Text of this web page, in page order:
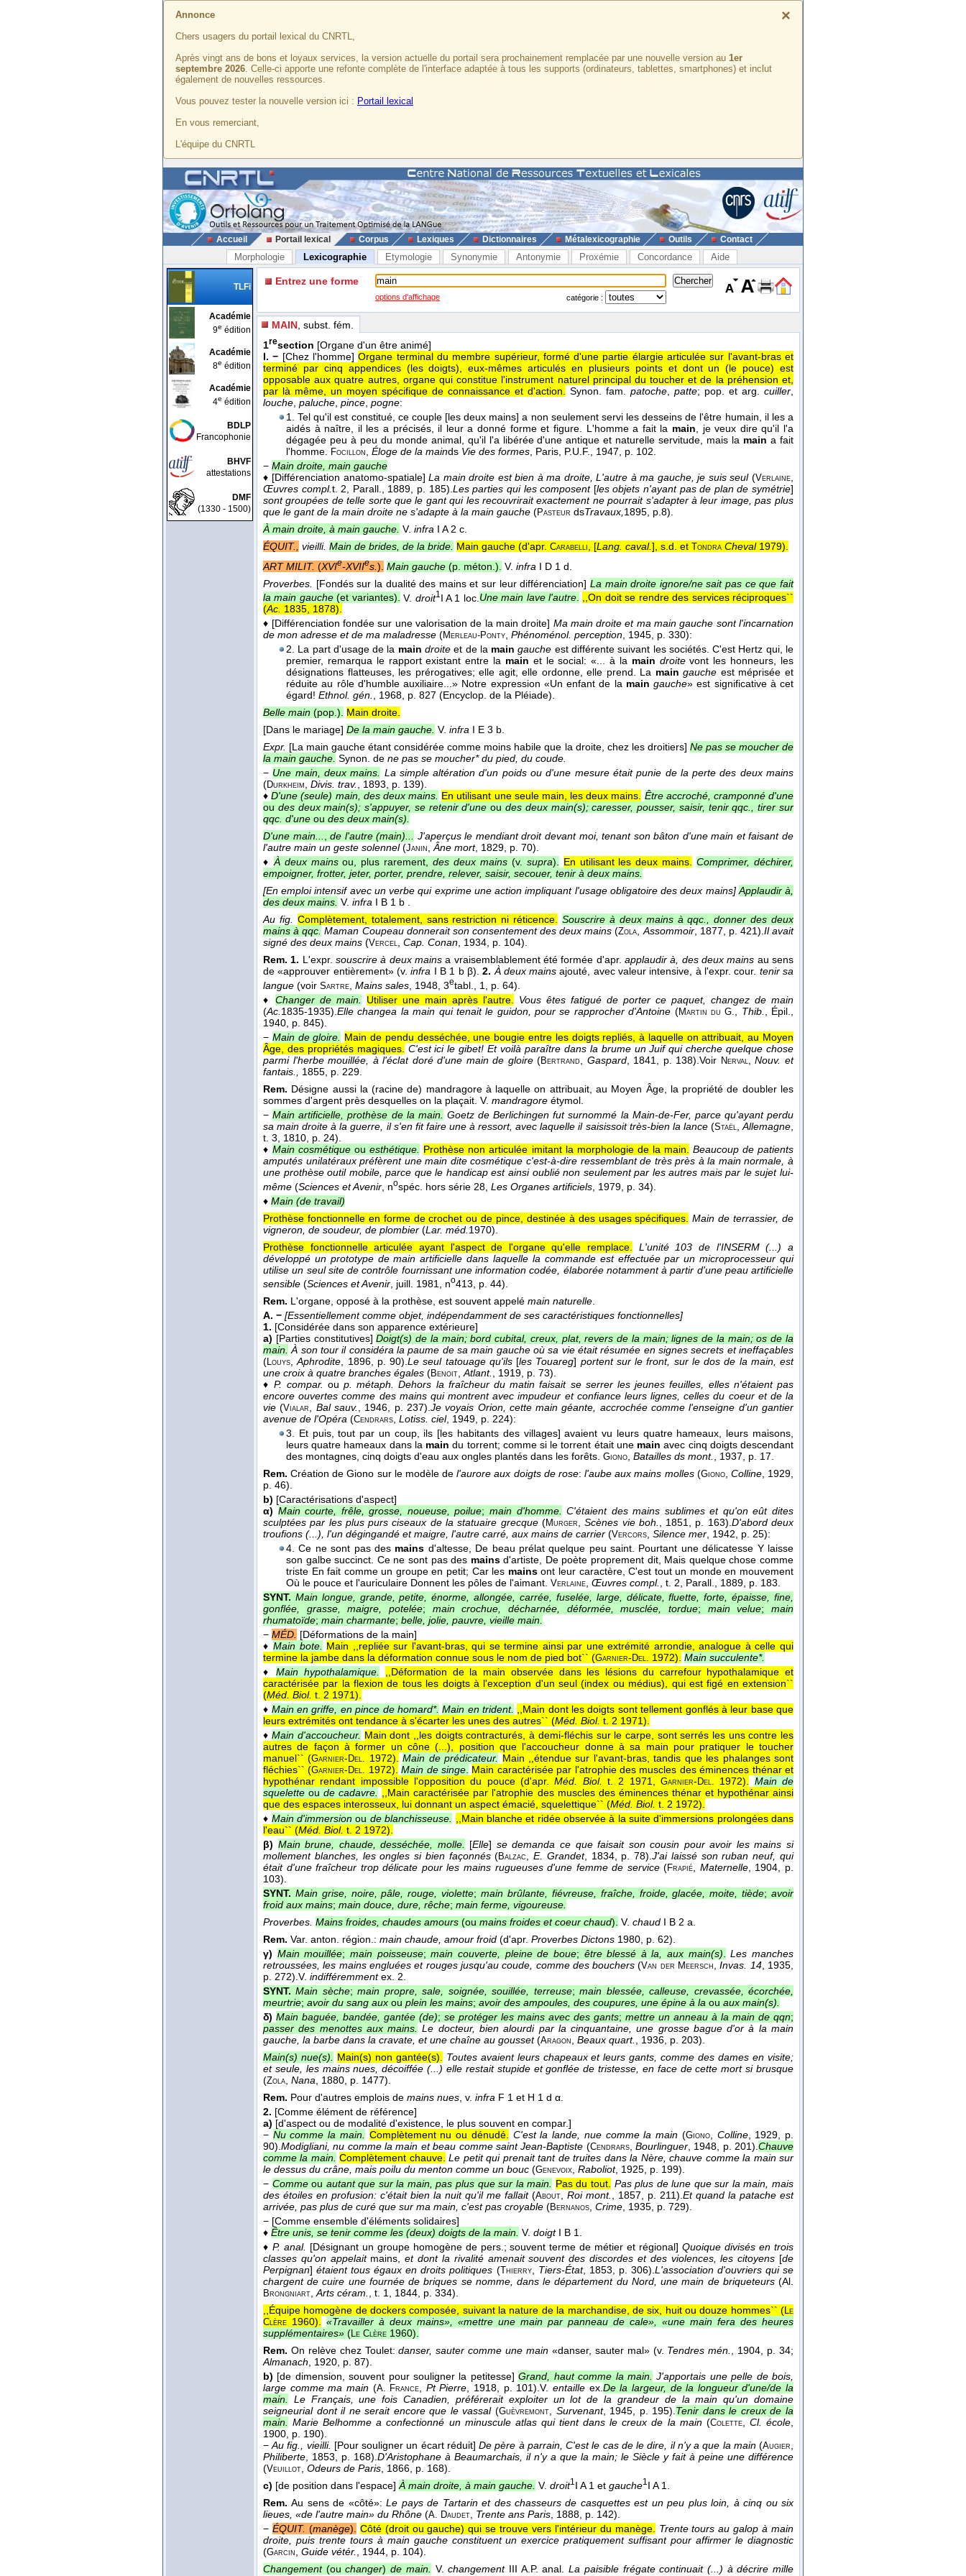
×
Annonce
Chers usagers du portail lexical du CNRTL,
Après vingt ans de bons et loyaux services, la version actuelle du portail sera prochainement remplacée par une nouvelle version au 1er
septembre 2026. Celle-ci apporte une refonte complète de l'interface adaptée à tous les supports (ordinateurs, tablettes, smartphones) et inclut
également de nouvelles ressources.
Vous pouvez tester la nouvelle version ici : Portail lexical
En vous remerciant,
L'équipe du CNRTL
Accueil Portail lexical Corpus Lexiques Dictionnaires Métalexicographie Outils Contact
Morphologie Lexicographie Etymologie Synonymie Antonymie Proxémie Concordance Aide
TLFi
Académie
9e édition
Académie
8e édition
Académie
4e édition
BDLP
Francophonie
BHVF
attestations
DMF
(1330 - 1500)
Entrez une forme
options d'affichage catégorie :
MAIN , subst. fém.
1resection [Organe d'un être animé]
I. − [Chez l'homme] Organe terminal du membre supérieur, formé d'une partie élargie articulée sur l'avant-bras et
terminé par cinq appendices (les doigts), eux-mêmes articulés en plusieurs points et dont un (le pouce) est
opposable aux quatre autres, organe qui constitue l'instrument naturel principal du toucher et de la préhension et,
par là même, un moyen spécifique de connaissance et d'action.
Synon. fam. patoche patte; pop. et arg. cuiller
louche paluche pince pogne:
1. Tel qu'il est constitué, ce couple [les deux mains] a non seulement servi les desseins de l'être humain, il les a
aidés à naître, il les a précisés, il leur a donné forme et figure. L'homme a fait la main , je veux dire qu'il l'a
dégagée peu à peu du monde animal, qu'il l'a libérée d'une antique et naturelle servitude, mais la main a fait
l'homme.
Focillon Éloge de la mainds Vie des formes , Paris, P.U.F. , 1947 , p. 102.
− Main droite, main gauche
♦ [Différenciation anatomo-spatiale] La main droite est bien à ma droite, L'autre à ma gauche, je suis seul(Verlaine
Œuvres compl.t. 2, Parall. , 1889 , p. 185). Les parties qui les composent[les objets n'ayant pas de plan de symétrie]
sont groupées de telle sorte que le gant qui les recouvrirait exactement ne pourrait s'adapter à leur image, pas plus
que le gant de la main droite ne s'adapte à la main gauche (Pasteur dsTravaux, 1895 , p.8).
À main droite, à main gauche. V. infra I A 2 c.
ÉQUIT.,
vieilli. Main de brides, de la bride. Main gauche (d'apr. Carabelli , [Lang. caval.], s.d. et Tondra Cheval1979).
ART MILIT. (XVIe-XVIIes. ). Main gauche (p. méton.). V. infra I D 1 d.
Proverbes.
[Fondés sur la dualité des mains et sur leur différenciation] La main droite ignore/ne sait pas ce que fait
la main gauche(et variantes). V. droit1 I A 1 loc. Une main lave l'autre. ,,On doit se rendre des services réciproques``
(Ac. 1835, 1878).
♦ [Différenciation fondée sur une valorisation de la main droite] Ma main droite et ma main gauche sont l'incarnation
de mon adresse et de ma maladresse (Merleau-Ponty, Phénoménol. perception, 1945, p. 330):
2. La part d'usage de la main droite et de la main gauche est différente suivant les sociétés. C'est Hertz qui, le
premier, remarqua le rapport existant entre la main et le social: «... à la main droitevont les honneurs, les
désignations flatteuses, les prérogatives; elle agit, elle ordonne, elle prend. La main gauche est méprisée et
réduite au rôle d'humble auxiliaire...» Notre expression «Un enfant de la main gauche» est significative à cet
égard! Ethnol. gén., 1968, p. 827 (Encyclop. de la Pléiade).
Belle main (pop.). Main droite.
[Dans le mariage] De la main gauche. V. infra I E 3 b.
Expr. [La main gauche étant considérée comme moins habile que la droite, chez les droitiers] Ne pas se moucher de
la main gauche. Synon. de ne pas se moucher* du pied, du coude.
− Une main, deux mains. La simple altération d'un poids ou d'une mesure était punie de la perte des deux mains
(Durkheim, Divis. trav., 1893, p. 139).
♦D'une (seule) main, des deux mains. En utilisant une seule main, les deux mains. Être accroché, cramponné d'une
ou des deux main(s); s'appuyer, se retenir d'une oudes deux main(s); caresser, pousser, saisir, tenir qqc., tirer sur
qqc. d'une ou des deux main(s).
D'une main...,de l'autre (main)... J'aperçus le mendiant droit devant moi, tenant son bâton d'une main et faisant de
l'autre main un geste solennel(Janin,Âne mort, 1829, p. 70).
♦À deux mainsou, plus rarement,des deux mains(v. supra). En utilisant les deux mains. Comprimer, déchirer,
empoigner, frotter, jeter, porter, prendre, relever, saisir, secouer, tenir à deux mains.
[En emploi intensif avec un verbe qui exprime une action impliquant l'usage obligatoire des deux mains] Applaudir à,
des deux mains. V. infra I B 1 b .
Au fig. Complètement, totalement, sans restriction ni réticence. Souscrire à deux mains à qqc., donner des deux
mains à qqc. Maman Coupeau donnerait son consentement des deux mains (Zola,Assommoir, 1877, p. 421).Il avait
signé des deux mains (Vercel, Cap. Conan, 1934, p. 104).
Rem. 1. L'expr.souscrire à deux mains a vraisemblablement été formée d'apr.applaudir à, des deux mains au sens
de «approuver entièrement» (v.infra I B 1 b β).2.À deux mains ajouté, avec valeur intensive, à l'expr. cour. tenir sa
langue (voir Sartre Mains sales , 1948, 3etabl., 1, p. 64).
♦ Changer de main. Utiliser une main après l'autre.
Vous êtes fatigué de porter ce paquet, changez de main
(Ac. 1835-1935). Elle changea la main qui tenait le guidon, pour se rapprocher d'Antoine (Martin du G. Thib. , Épil.
1940 , p. 845).
− Main de gloire.
Main de pendu desséchée, une bougie entre les doigts repliés, à laquelle on attribuait, au Moyen
Âge, des propriétés magiques. C'est ici le gibet! Et voilà paraître dans la brume un Juif qui cherche quelque chose
parmi l'herbe mouillée, à l'éclat doré d'une main de gloire(Bertrand Gaspard, 1841 , p. 138).Voir Nerval ,Nouv. et
fantais.,
1855, p. 229.
Rem. Désigne aussi la (racine de) mandragore à laquelle on attribuait, au Moyen Âge, la propriété de doubler les
sommes d'argent près desquelles on la plaçait. V. mandragore étymol.
−Main artificielle, prothèse de la main. Goetz de Berlichingen fut surnommé la Main-de-Fer, parce qu'ayant perdu
sa main droite à la guerre, il s'en fit faire une à ressort, avec laquelle il saisissoit très-bien la lance(Staël ,Allemagne
t. 3 , 1810 , p. 24).
♦Main cosmétique ouesthétique. Prothèse non articulée imitant la morphologie de la main.
Beaucoup de patients
amputés unilatéraux préfèrent une main dite cosmétique c'est-à-dire ressemblant de très près à la main normale, à
une prothèse outil mobile, parce que le handicap est ainsi oublié non seulement par les autres mais par le sujet lui-
même (Sciences et Avenir , nospéc. hors série 28 Les Organes artificiels , 1979 , p. 34).
♦ Main (de travail)
Prothèse fonctionnelle en forme de crochet ou de pince, destinée à des usages spécifiques. Main de terrassier, de
vigneron, de soudeur, de plombier (Lar. méd. 1970).
Prothèse fonctionnelle articulée ayant l'aspect de l'organe qu'elle remplace.
L'unité 103 de l'INSERM (...) a
développé un prototype de main artificielle dans laquelle la commande est effectuée par un microprocesseur qui
utilise un seul site de contrôle fournissant une information codée, élaborée notamment à partir d'une peau artificielle
sensible (Sciences et Avenir, juill. 1981, no413, p. 44).
Rem. L'organe, opposé à la prothèse, est souvent appelé main naturelle.
A. − [Essentiellement comme objet, indépendamment de ses caractéristiques fonctionnelles]
1. [Considérée dans son apparence extérieure]
a) [Parties constitutives] Doigt(s) de la main; bord cubital, creux, plat, revers de la main; lignes de la main; os de la
main. À son tour il considéra la paume de sa main gauche où sa vie était résumée en signes secrets et ineffaçables
(Louys,Aphrodite, 1896, p. 90).Le seul tatouage qu'ils[les Touareg] portent sur le front, sur le dos de la main, est
une croix à quatre branches égales (Benoit,Atlant., 1919, p. 73).
♦P. compar. oup. métaph. Dehors la fraîcheur du matin faisait se serrer les jeunes feuilles, elles n'étaient pas
encore ouvertes comme des mains qui montrent avec impudeur et confiance leurs lignes, celles du coeur et de la
vie (Vialar, Bal sauv., 1946, p. 237).Je voyais Orion, cette main géante, accrochée comme l'enseigne d'un gantier
avenue de l'Opéra (Cendrars, Lotiss. ciel, 1949, p. 224):
3. Et puis, tout par un coup, ils [les habitants des villages] avaient vu leurs quatre hameaux, leurs maisons,
leurs quatre hameaux dans la main du torrent; comme si le torrent était une main avec cinq doigts descendant
des montagnes, cinq doigts d'eau aux ongles plantés dans les forêts. Giono, Batailles ds mont., 1937, p. 17.
Rem. Création de Giono sur le modèle del'aurore aux doigts de rose:l'aube aux mains molles(Giono, Colline, 1929,
p. 46).
b) [Caractérisations d'aspect]
α) Main courte, frêle, grosse, noueuse, poilue; main d'homme. C'étaient des mains sublimes et qu'on eût dites
sculptées par les plus purs ciseaux de la statuaire grecque(Murger,Scènes vie boh., 1851, p. 163).D'abord deux
troufions (...), l'un dégingandé et maigre, l'autre carré, aux mains de carrier (Vercors, Silence mer, 1942, p. 25):
4. Ce ne sont pas des mains d'altesse, De beau prélat quelque peu saint. Pourtant une délicatesse Y laisse
son galbe succinct. Ce ne sont pas des mainsd'artiste, De poète proprement dit, Mais quelque chose comme
triste En fait comme un groupe en petit; Car les mainsont leur caractère, C'est tout un monde en mouvement
Où le pouce et l'auriculaire Donnent les pôles de l'aimant. Verlaine, Œuvres compl., t. 2, Parall., 1889, p. 183.
SYNT. Main longue, grande, petite, énorme, allongée, carrée, fuselée, large, délicate, fluette, forte, épaisse, fine,
gonflée, grasse, maigre, potelée; main crochue, décharnée, déformée, musclée, tordue; main velue;main
rhumatoïde; main charmante; belle, jolie, pauvre, vieille main.
− MÉD. [Déformations de la main]
♦Main bote. Main ,,repliée sur l'avant-bras, qui se termine ainsi par une extrémité arrondie, analogue à celle qui
termine la jambe dans la déformation connue sous le nom de pied bot`` (Garnier- Del. 1972). Main succulente*.
♦Main hypothalamique.
,,Déformation de la main observée dans les lésions du carrefour hypothalamique et
caractérisée par la flexion de tous les doigts à l'exception d'un seul (index ou médius), qui est figé en extension``
(Méd. Biol. t. 2 1971).
♦ Main en griffe, en pince de homard*. Main en trident. ,,Main dont les doigts sont tellement gonflés à leur base que
leurs extrémités ont tendance à s'écarter les unes des autres`` (Méd. Biol. t. 2 1971).
♦Main d'accoucheur. Main dont ,,les doigts contracturés, à demi-fléchis sur le carpe, sont serrés les uns contre les
autres de façon à former un cône (...), position que l'accoucheur donne à sa main pour pratiquer le toucher
manuel`` (Garnier- Del. 1972). Main de prédicateur. Main ,,étendue sur l'avant-bras, tandis que les phalanges sont
fléchies`` (Garnier- Del. 1972). Main de singe. Main caractérisée par l'atrophie des muscles des éminences thénar et
hypothénar rendant impossible l'opposition du pouce (d'apr.Méd. Biol. t. 2 1971,Garnier- Del. 1972). Main de
squelette oude cadavre. ,,Main caractérisée par l'atrophie des muscles des éminences thénar et hypothénar ainsi
que des espaces interosseux, lui donnant un aspect émacié, squelettique`` (Méd. Biol. t. 2 1972).
♦ Main d'immersion ou de blanchisseuse. ,,Main blanche et ridée observée à la suite d'immersions prolongées dans
l'eau`` (Méd. Biol. t. 2 1972).
β) Main brune, chaude, desséchée, molle. [Elle] se demanda ce que faisait son cousin pour avoir les mains si
mollement blanches, les ongles si bien façonnés(Balzac,E. Grandet, 1834, p. 78).J'ai laissé son ruban neuf, qui
était d'une fraîcheur trop délicate pour les mains rugueuses d'une femme de service(Frapié, Maternelle, 1904, p.
103).
SYNT. Main grise, noire, pâle, rouge, violette;main brûlante, fiévreuse, fraîche, froide, glacée, moite, tiède;avoir
froid aux mains; main douce, dure, rêche; main ferme, vigoureuse.
Proverbes. Mains froides, chaudes amours (ou mains froides et coeur chaud). V. chaud I B 2 a.
Rem. Var. anton. région.: main chaude, amour froid (d'apr. Proverbes Dictons 1980, p. 62).
γ) Main mouillée; main poisseuse;main couverte, pleine de boue; être blessé à la, aux main(s). Les manches
retroussées, les mains engluées et rouges jusqu'au coude, comme des bouchers (Van der Meersch,Invas. 14, 1935,
p. 272).V. indifféremmentex. 2.
SYNT. Main sèche;main propre, sale, soignée, souillée, terreuse;main blessée, calleuse, crevassée, écorchée,
meurtrie; avoir du sang aux ou plein les mains; avoir des ampoules, des coupures, une épine à la ou aux main(s).
δ) Main baguée, bandée, gantée (de); se protéger les mains avec des gants; mettre un anneau à la main de qqn;
passer des menottes aux mains. Le docteur, bien alourdi par la cinquantaine, une grosse bague d'or à la main
gauche, la barbe dans la cravate, et une chaîne au gousset(Aragon, Beaux quart., 1936, p. 203).
Main(s) nue(s). Main(s) non gantée(s). Toutes avaient leurs chapeaux et leurs gants, comme des dames en visite;
et seule, les mains nues, décoiffée (...) elle restait stupide et gonflée de tristesse, en face de cette mort si brusque
(Zola, Nana, 1880, p. 1477).
Rem. Pour d'autres emplois de mains nues, v. infra F 1 et H 1 d α.
2. [Comme élément de référence]
a) [d'aspect ou de modalité d'existence, le plus souvent en compar.]
− Nu comme la main. Complètement nu ou dénudé. C'est la lande, nue comme la main (Giono, Colline, 1929, p.
90).Modigliani, nu comme la main et beau comme saint Jean-Baptiste (Cendrars, Bourlinguer, 1948, p. 201).Chauve
comme la main. Complètement chauve. Le petit qui prenait tant de truites dans la Nère, chauve comme la main sur
le dessus du crâne, mais poilu du menton comme un bouc (Genevoix, Raboliot, 1925, p. 199).
− Commeou autant que sur la main, pas plus que sur la main. Pas du tout. Pas plus de lune que sur la main, mais
des étoiles en profusion: c'était bien la nuit qu'il me fallait(About, Roi mont., 1857, p. 211).Et quand la patache est
arrivée, pas plus de curé que sur ma main, c'est pas croyable (Bernanos, Crime, 1935, p. 729).
− [Comme ensemble d'éléments solidaires]
♦ Être unis, se tenir comme les (deux) doigts de la main. V. doigtI B 1.
♦ P. anal. [Désignant un groupe homogène de pers.; souvent terme de métier et régional] Quoique divisés en trois
classes qu'on appelait mains, et dont la rivalité amenait souvent des discordes et des violences, les citoyens [de
Perpignan]étaient tous égaux en droits politiques ( Thierry, Tiers-État, 1853, p. 306).L'association d'ouvriers qui se
chargent de cuire une fournée de briques se nomme, dans le département du Nord, une main de briqueteurs(Al.
Brongniart,Arts céram., t. 1, 1844, p. 334).
,,Équipe homogène de dockers composée, suivant la nature de la marchandise, de six, huit ou douze hommes`` (Le
Clère 1960). «Travailler à deux mains», «mettre une main par panneau de cale», «une main fera des heures
supplémentaires» (Le Clère 1960).
Rem. On relève chez Toulet:danser, sauter comme une main «danser, sauter mal» (v. Tendres mén., 1904, p. 34;
Almanach, 1920, p. 87).
b) [de dimension, souvent pour souligner la petitesse] Grand, haut comme la main. J'apportais une pelle de bois,
large comme ma main(A. France, Pt Pierre, 1918, p. 101).V.entaille ex.De la largeur, de la longueur d'une/de la
main.
Le Français, une fois Canadien, préférerait exploiter un lot de la grandeur de la main qu'un domaine
seigneurial dont il ne serait encore que le vassal(Guèvremont, Survenant, 1945, p. 195).Tenir dans le creux de la
main. Marie Belhomme a confectionné un minuscule atlas qui tient dans le creux de la main(Colette, Cl. école,
1900, p. 190).
−Au fig., vieilli. [Pour souligner un écart réduit] De père à parrain, C'est le cas de le dire, il n'y a que la main(Augier,
Philiberte, 1853, p. 168).D'Aristophane à Beaumarchais, il n'y a que la main; le Siècle y fait à peine une différence
(Veuillot, Odeurs de Paris, 1866, p. 168).
c) [de position dans l'espace] À main droite, à main gauche. V. droit1 I A 1 et gauche1 I A 1.
Rem.Au sens de «côté»:Le pays de Tartarin et des chasseurs de casquettes est un peu plus loin, à cinq ou six
lieues, «de l'autre main» du Rhône (A. Daudet Trente ans Paris , 1888, p. 142).
− ÉQUIT. (manège). Côté (droit ou gauche) qui se trouve vers l'intérieur du manège.
Trente tours au galop à main
droite, puis trente tours à main gauche constituent un exercice pratiquement suffisant pour affirmer le diagnostic
(Garcin Guide vétér. , 1944 , p. 104).
Changement(ouchanger)de main. V.changementIII A. P. anal.
La paisible frégate continuait (...) à décrire mille